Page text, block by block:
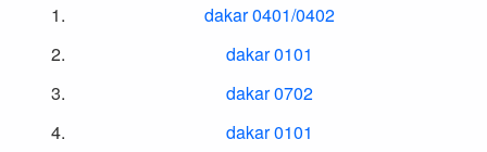
dakar 0401/0402
dakar 0101
dakar 0702
dakar 0101